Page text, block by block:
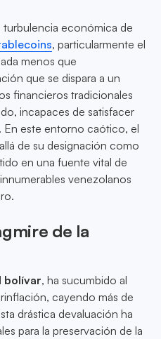
turbulencia económica de
, particularmente el
menos que
que se dispara a un
financieros tradicionales
incapaces de satisfacer
En este entorno caótico, el
de su designación como
en una fuente vital de
venezolanos
de la
bolívar, ha sucumbido al
cayendo más de
drástica devaluación ha
para la preservación de la